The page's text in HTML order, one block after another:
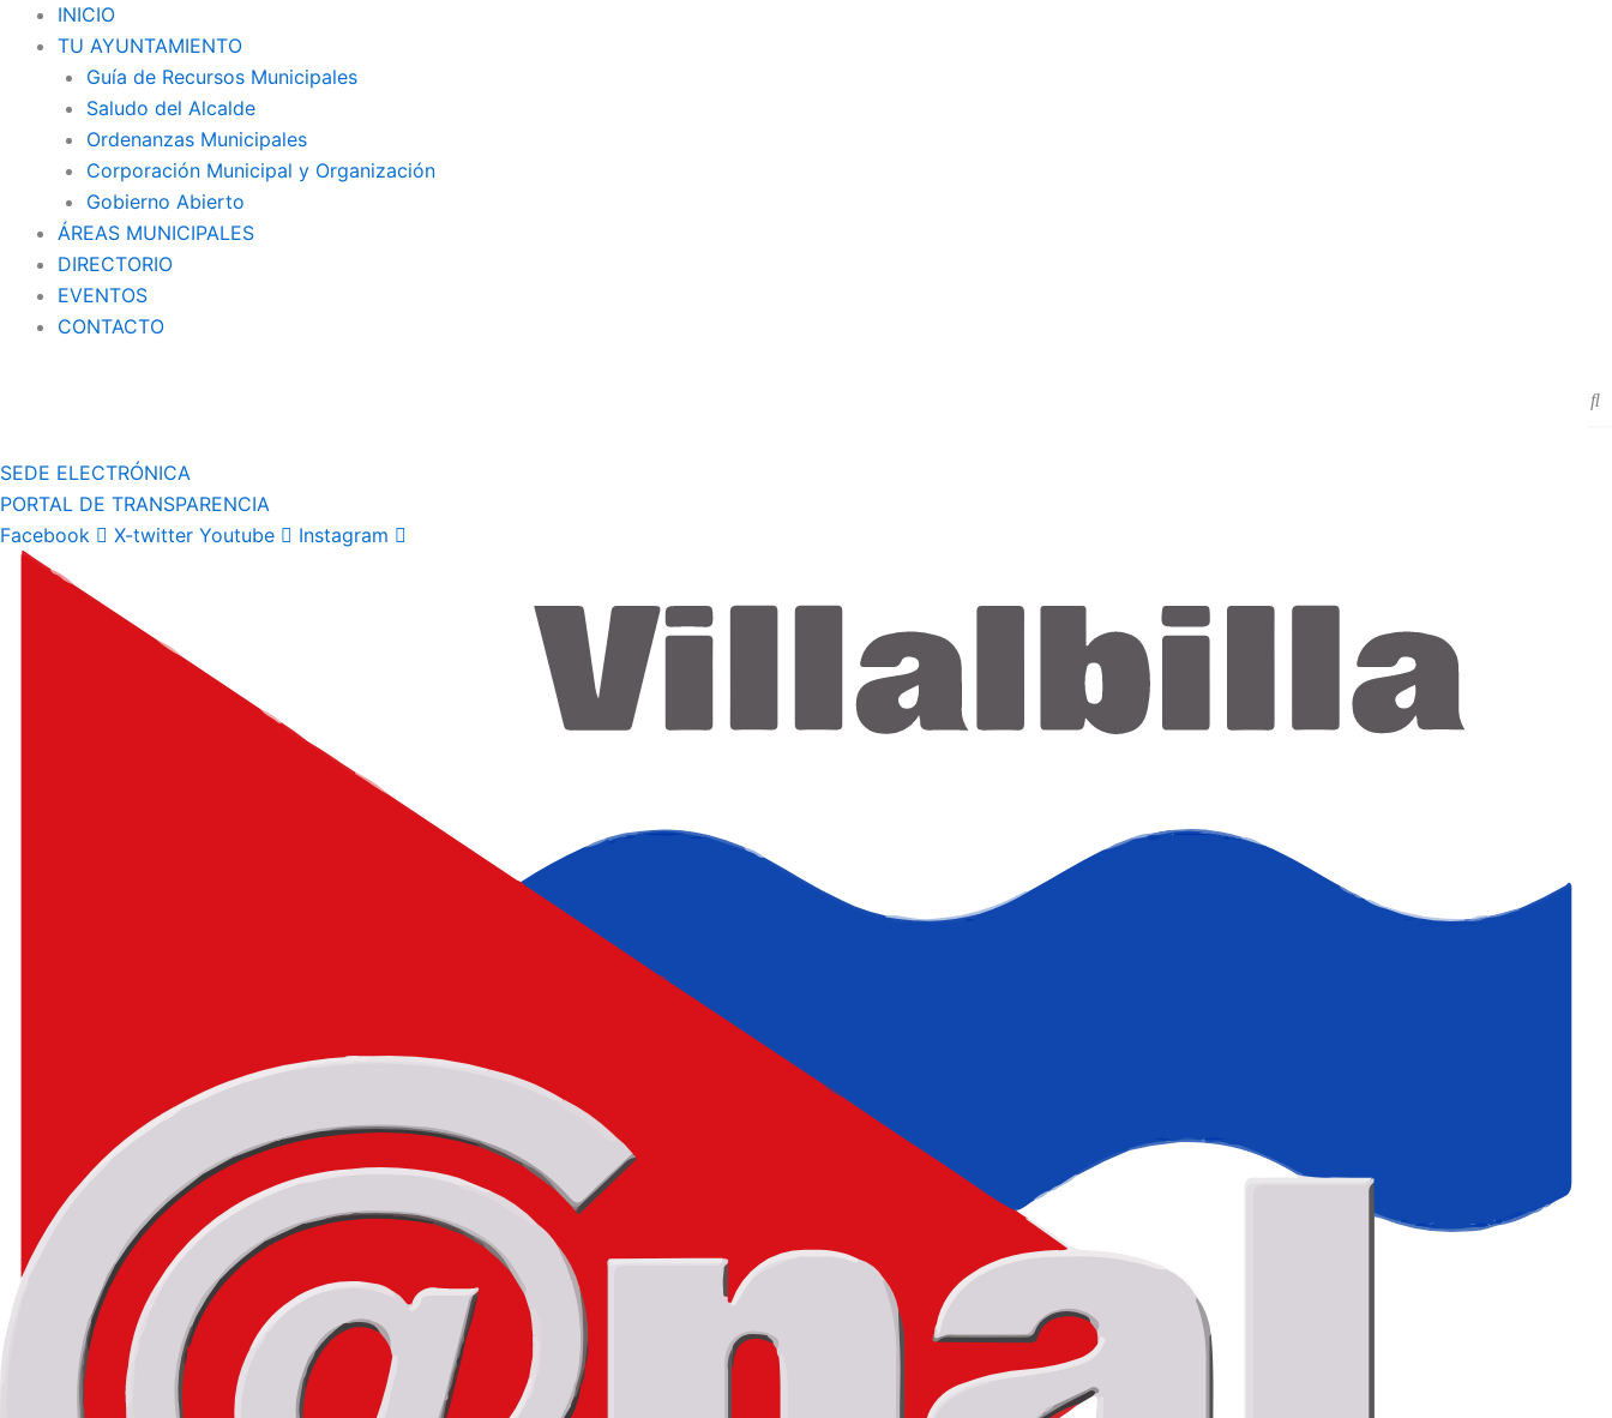
INICIO
TU AYUNTAMIENTO
Guía de Recursos Municipales
Saludo del Alcalde
Ordenanzas Municipales
Corporación Municipal y Organización
Gobierno Abierto
ÁREAS MUNICIPALES
DIRECTORIO
EVENTOS
CONTACTO
SEDE ELECTRÓNICA
PORTAL DE TRANSPARENCIA
Facebook
X-twitter Youtube Instagram